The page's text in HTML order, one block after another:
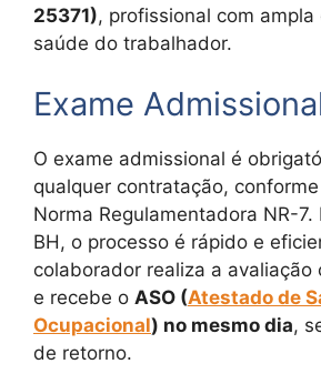
25371), profissional com ampla
saúde do trabalhador.
Exame
O exame admissional é
qualquer contratação,
Norma Regulamentadora NR-
BH, o processo é rápido e
colaborador realiza a avaliação
e recebe o ASO (Atestado de
Ocupacional) no mesmo dia,
de retorno.